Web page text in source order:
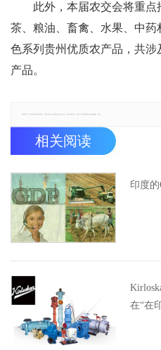
此外，本届农交会将重点
茶、粮油、畜禽、水果、中
色系列贵州优质农产品，共涉
产品。
相关阅读
印度的
在“在